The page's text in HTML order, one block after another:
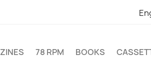
78 RPM BOOKS